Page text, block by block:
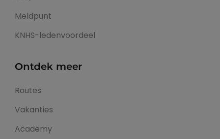
Meldpunt
KNHS-ledenvoordeel
Ontdek meer
Routes
Vakanties
Academy